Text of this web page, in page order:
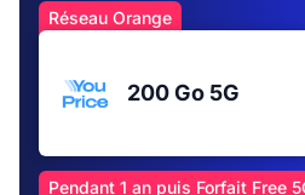
Réseau Orange
200 Go 5G
Pendant 1 an puis Forfait Free